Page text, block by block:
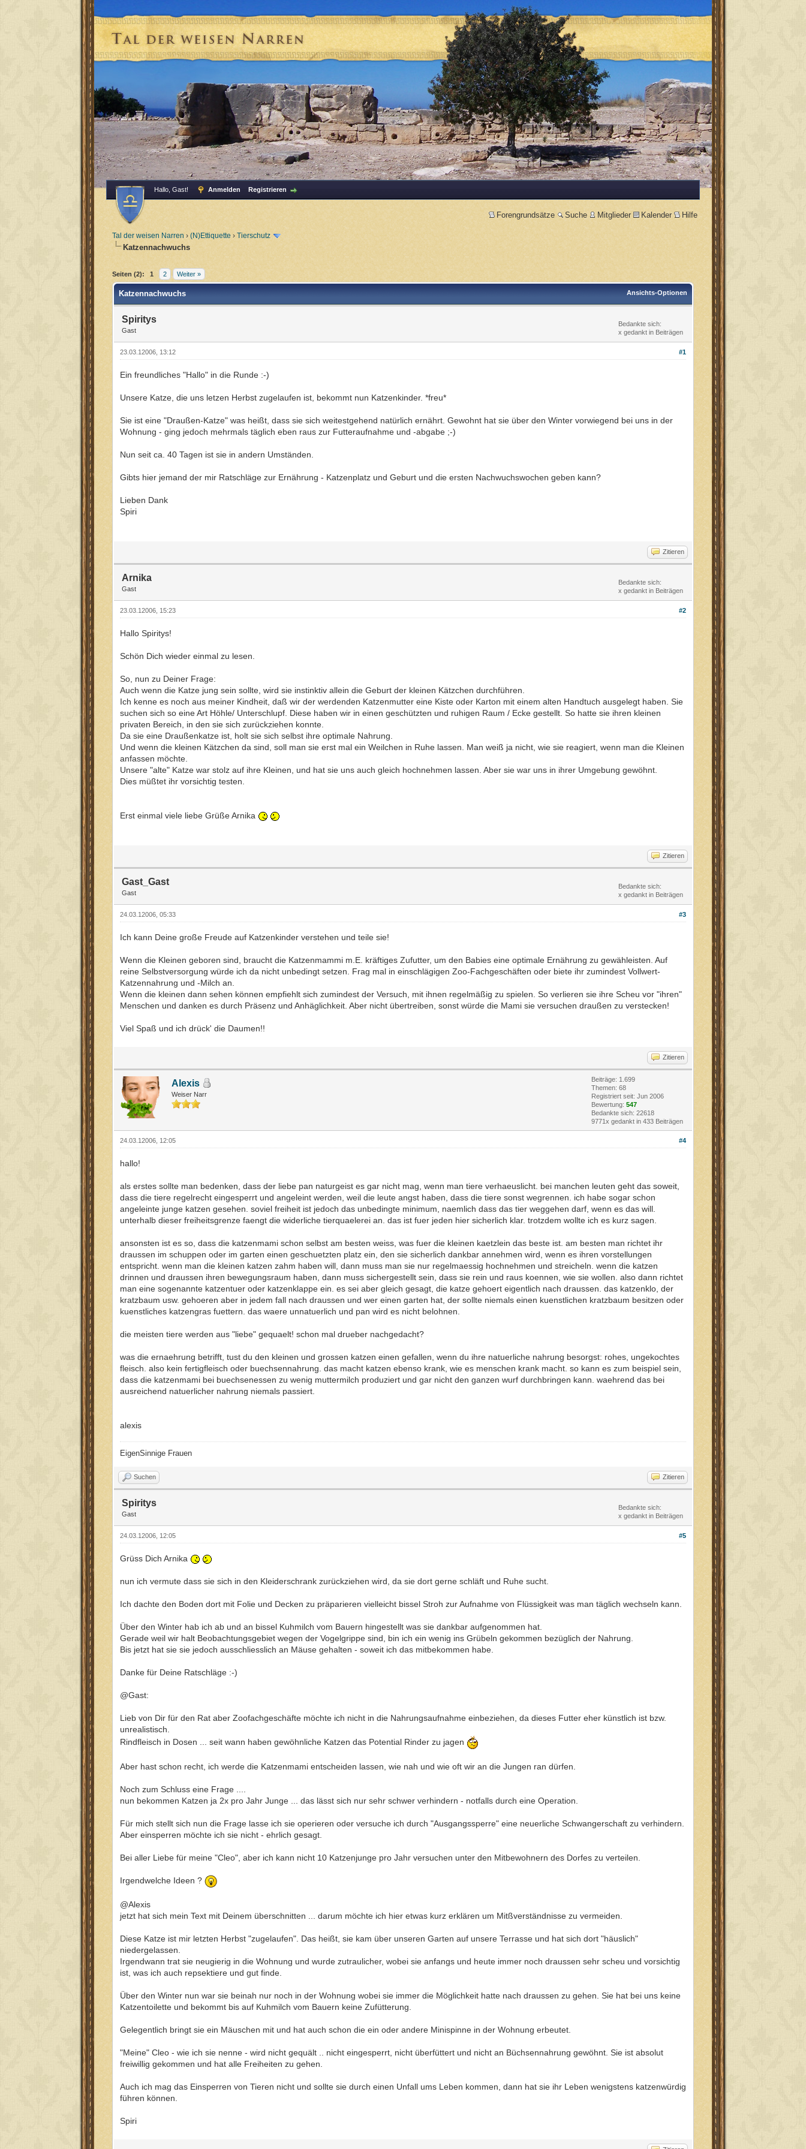
Hallo, Gast! Anmelden Registrieren
Forengrundsätze Suche Mitglieder Kalender Hilfe
Tal der weisen Narren › (N)Ettiquette › Tierschutz
Katzennachwuchs
Seiten (2): 1 2 Weiter »
Ansichts-Optionen
Katzennachwuchs
Spiritys
Gast
Bedankte sich:
x gedankt in Beiträgen
#1
23.03.12006, 13:12
Ein freundliches "Hallo" in die Runde :-)
Unsere Katze, die uns letzen Herbst zugelaufen ist, bekommt nun Katzenkinder. *freu*
Sie ist eine "Draußen-Katze" was heißt, dass sie sich weitestgehend natürlich ernährt. Gewohnt hat sie über den Winter vorwiegend bei uns in der
Wohnung - ging jedoch mehrmals täglich eben raus zur Futteraufnahme und -abgabe ;-)
Nun seit ca. 40 Tagen ist sie in andern Umständen.
Gibts hier jemand der mir Ratschläge zur Ernährung - Katzenplatz und Geburt und die ersten Nachwuchswochen geben kann?
Lieben Dank
Spiri
Zitieren
Arnika
Gast
Bedankte sich:
x gedankt in Beiträgen
#2
23.03.12006, 15:23
Hallo Spiritys!
Schön Dich wieder einmal zu lesen.
So, nun zu Deiner Frage:
Auch wenn die Katze jung sein sollte, wird sie instinktiv allein die Geburt der kleinen Kätzchen durchführen.
Ich kenne es noch aus meiner Kindheit, daß wir der werdenden Katzenmutter eine Kiste oder Karton mit einem alten Handtuch ausgelegt haben. Sie
suchen sich so eine Art Höhle/ Unterschlupf. Diese haben wir in einen geschützten und ruhigen Raum / Ecke gestellt. So hatte sie ihren kleinen
privaten Bereich, in den sie sich zurückziehen konnte.
Da sie eine Draußenkatze ist, holt sie sich selbst ihre optimale Nahrung.
Und wenn die kleinen Kätzchen da sind, soll man sie erst mal ein Weilchen in Ruhe lassen. Man weiß ja nicht, wie sie reagiert, wenn man die Kleinen
anfassen möchte.
Unsere "alte" Katze war stolz auf ihre Kleinen, und hat sie uns auch gleich hochnehmen lassen. Aber sie war uns in ihrer Umgebung gewöhnt.
Dies müßtet ihr vorsichtig testen.
Erst einmal viele liebe Grüße Arnika
Zitieren
Gast_Gast
Gast
Bedankte sich:
x gedankt in Beiträgen
#3
24.03.12006, 05:33
Ich kann Deine große Freude auf Katzenkinder verstehen und teile sie!
Wenn die Kleinen geboren sind, braucht die Katzenmammi m.E. kräftiges Zufutter, um den Babies eine optimale Ernährung zu gewähleisten. Auf
reine Selbstversorgung würde ich da nicht unbedingt setzen. Frag mal in einschlägigen Zoo-Fachgeschäften oder biete ihr zumindest Vollwert-
Katzennahrung und -Milch an.
Wenn die kleinen dann sehen können empfiehlt sich zumindest der Versuch, mit ihnen regelmäßig zu spielen. So verlieren sie ihre Scheu vor "ihren"
Menschen und danken es durch Präsenz und Anhäglichkeit. Aber nicht übertreiben, sonst würde die Mami sie versuchen draußen zu verstecken!
Viel Spaß und ich drück' die Daumen!!
Zitieren
Alexis
Weiser Narr
Beiträge: 1.699
Themen: 68
Registriert seit: Jun 2006
Bewertung: 547
Bedankte sich: 22618
9771x gedankt in 433 Beiträgen
#4
24.03.12006, 12:05
hallo!
als erstes sollte man bedenken, dass der liebe pan naturgeist es gar nicht mag, wenn man tiere verhaeuslicht. bei manchen leuten geht das soweit,
dass die tiere regelrecht eingesperrt und angeleint werden, weil die leute angst haben, dass die tiere sonst wegrennen. ich habe sogar schon
angeleinte junge katzen gesehen. soviel freiheit ist jedoch das unbedingte minimum, naemlich dass das tier weggehen darf, wenn es das will.
unterhalb dieser freiheitsgrenze faengt die widerliche tierquaelerei an. das ist fuer jeden hier sicherlich klar. trotzdem wollte ich es kurz sagen.
ansonsten ist es so, dass die katzenmami schon selbst am besten weiss, was fuer die kleinen kaetzlein das beste ist. am besten man richtet ihr
draussen im schuppen oder im garten einen geschuetzten platz ein, den sie sicherlich dankbar annehmen wird, wenn es ihren vorstellungen
entspricht. wenn man die kleinen katzen zahm haben will, dann muss man sie nur regelmaessig hochnehmen und streicheln. wenn die katzen
drinnen und draussen ihren bewegungsraum haben, dann muss sichergestellt sein, dass sie rein und raus koennen, wie sie wollen. also dann richtet
man eine sogenannte katzentuer oder katzenklappe ein. es sei aber gleich gesagt, die katze gehoert eigentlich nach draussen. das katzenklo, der
kratzbaum usw. gehoeren aber in jedem fall nach draussen und wer einen garten hat, der sollte niemals einen kuenstlichen kratzbaum besitzen oder
kuenstliches katzengras fuettern. das waere unnatuerlich und pan wird es nicht belohnen.
die meisten tiere werden aus "liebe" gequaelt! schon mal drueber nachgedacht?
was die ernaehrung betrifft, tust du den kleinen und grossen katzen einen gefallen, wenn du ihre natuerliche nahrung besorgst: rohes, ungekochtes
fleisch. also kein fertigfleisch oder buechsennahrung. das macht katzen ebenso krank, wie es menschen krank macht. so kann es zum beispiel sein,
dass die katzenmami bei buechsenessen zu wenig muttermilch produziert und gar nicht den ganzen wurf durchbringen kann. waehrend das bei
ausreichend natuerlicher nahrung niemals passiert.
alexis
EigenSinnige Frauen
Suchen Zitieren
Spiritys
Gast
Bedankte sich:
x gedankt in Beiträgen
#5
24.03.12006, 12:05
Grüss Dich Arnika
nun ich vermute dass sie sich in den Kleiderschrank zurückziehen wird, da sie dort gerne schläft und Ruhe sucht.
Ich dachte den Boden dort mit Folie und Decken zu präparieren vielleicht bissel Stroh zur Aufnahme von Flüssigkeit was man täglich wechseln kann.
Über den Winter hab ich ab und an bissel Kuhmilch vom Bauern hingestellt was sie dankbar aufgenommen hat.
Gerade weil wir halt Beobachtungsgebiet wegen der Vogelgrippe sind, bin ich ein wenig ins Grübeln gekommen bezüglich der Nahrung.
Bis jetzt hat sie sie jedoch ausschliesslich an Mäuse gehalten - soweit ich das mitbekommen habe.
Danke für Deine Ratschläge :-)
@Gast:
Lieb von Dir für den Rat aber Zoofachgeschäfte möchte ich nicht in die Nahrungsaufnahme einbeziehen, da dieses Futter eher künstlich ist bzw.
unrealistisch.
Rindfleisch in Dosen ... seit wann haben gewöhnliche Katzen das Potential Rinder zu jagen
Aber hast schon recht, ich werde die Katzenmami entscheiden lassen, wie nah und wie oft wir an die Jungen ran dürfen.
Noch zum Schluss eine Frage ....
nun bekommen Katzen ja 2x pro Jahr Junge ... das lässt sich nur sehr schwer verhindern - notfalls durch eine Operation.
Für mich stellt sich nun die Frage lasse ich sie operieren oder versuche ich durch "Ausgangssperre" eine neuerliche Schwangerschaft zu verhindern.
Aber einsperren möchte ich sie nicht - ehrlich gesagt.
Bei aller Liebe für meine "Cleo", aber ich kann nicht 10 Katzenjunge pro Jahr versuchen unter den Mitbewohnern des Dorfes zu verteilen.
Irgendwelche Ideen ?
@Alexis
jetzt hat sich mein Text mit Deinem überschnitten ... darum möchte ich hier etwas kurz erklären um Mitßverständnisse zu vermeiden.
Diese Katze ist mir letzten Herbst "zugelaufen". Das heißt, sie kam über unseren Garten auf unsere Terrasse und hat sich dort "häuslich"
niedergelassen.
Irgendwann trat sie neugierig in die Wohnung und wurde zutraulicher, wobei sie anfangs und heute immer noch draussen sehr scheu und vorsichtig
ist, was ich auch repsektiere und gut finde.
Über den Winter nun war sie beinah nur noch in der Wohnung wobei sie immer die Möglichkeit hatte nach draussen zu gehen. Sie hat bei uns keine
Katzentoilette und bekommt bis auf Kuhmilch vom Bauern keine Zufütterung.
Gelegentlich bringt sie ein Mäuschen mit und hat auch schon die ein oder andere Minispinne in der Wohnung erbeutet.
"Meine" Cleo - wie ich sie nenne - wird nicht gequält .. nicht eingesperrt, nicht überfüttert und nicht an Büchsennahrung gewöhnt. Sie ist absolut
freiwillig gekommen und hat alle Freiheiten zu gehen.
Auch ich mag das Einsperren von Tieren nicht und sollte sie durch einen Unfall ums Leben kommen, dann hat sie ihr Leben wenigstens katzenwürdig
führen können.
Spiri